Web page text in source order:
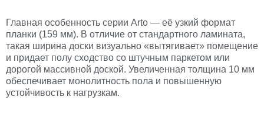
Главная особенность серии Arto — её узкий формат
планки (159 мм). В отличие от стандартного ламината,
такая ширина доски визуально «вытягивает» помещение
и придает полу сходство со штучным паркетом или
дорогой массивной доской. Увеличенная толщина 10 мм
обеспечивает монолитность пола и повышенную
устойчивость к нагрузкам.